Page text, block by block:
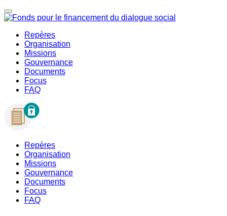
Repères
Organisation
Missions
Gouvernance
Documents
Focus
FAQ
Repères
Organisation
Missions
Gouvernance
Documents
Focus
FAQ